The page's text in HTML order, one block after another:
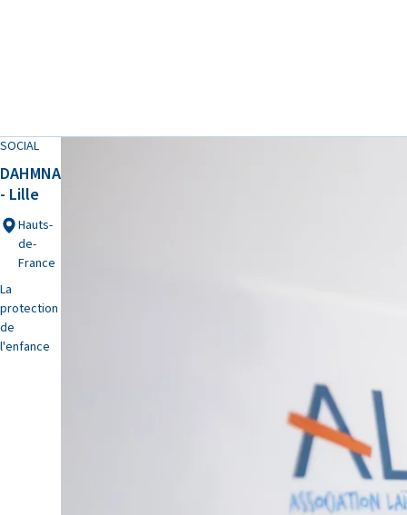
SOCIAL
DAHMNA
- Lille
Hauts-
de-
France
La
protection
de
l'enfance